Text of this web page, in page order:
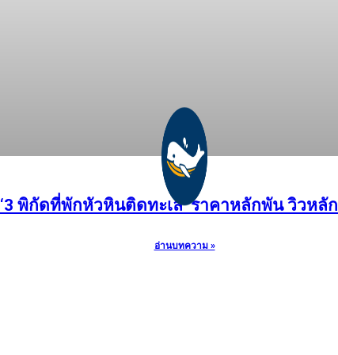
‘3 พิกัดที่พักหัวหินติดทะเล’ ราคาหลักพัน วิวหลั
อ่านบทความ »